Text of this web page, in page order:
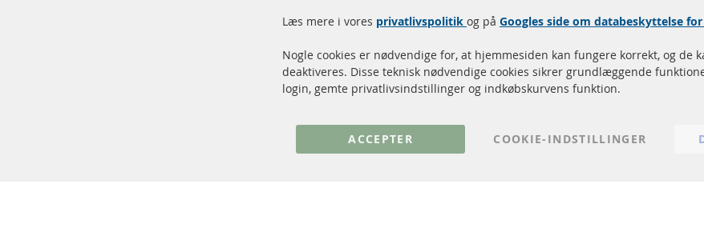
Dieselpartikelfilter (DPF)
Katalysator (KAT)
Sensorer
Kontakt
Annuller kontrakt
Læs mere i vores privatlivspolitik og på Googles side om databeskyttelse
Nogle cookies er nødvendige for, at hjemmesiden kan fungere korrekt, og de
deaktiveres. Disse teknisk nødvendige cookies sikrer grundlæggende
login, gemte privatlivsindstillinger og indkøbskurvens funktion.
ACCEPTER COOKIE-INDSTILLINGER